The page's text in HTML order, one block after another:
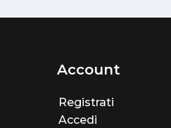
Account
Registrati
Accedi